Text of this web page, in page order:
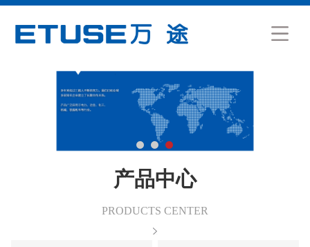
产品中心
PRODUCTS CENTER